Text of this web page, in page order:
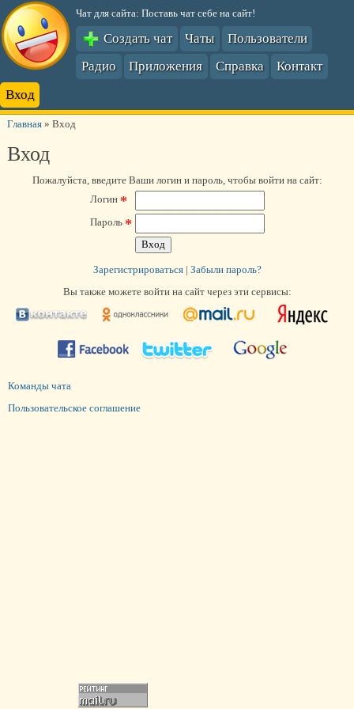
Чат для сайта: Поставь чат себе на сайт!
Создать чат Чаты
Пользователи
Радио
Приложения Справка
Контакт
Вход
Главная» Вход
Вход
Пожалуйста, введите Ваши логин и пароль, чтобы войти на сайт:
Логин *
Пароль *
Зарегистрироваться| Забыли пароль?
Вы также можете войти на сайт через эти сервисы:
Команды чата
Пользовательское соглашение